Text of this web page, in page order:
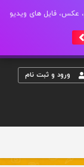
لایه باز، وکتور، عکس، فایل های ویدیو
ورود و ثبت نام